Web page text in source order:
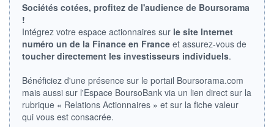
0,0000 0,0000
RENDEMENT
ESTIMÉ 2026
-
PER ESTIMÉ
2026
-
29.07.11 / 21:15:40
ÉLIGIBILITÉ
Non éligible
Boursobank
Sociétés cotées, profitez de l'audience de Boursorama
!
Intégrez votre espace actionnaires sur le site Internet
numéro un de la Finance en France et assurez-vous de
toucher directement les investisseurs individuels.
Bénéficiez d'une présence sur le portail Boursorama.com
mais aussi sur l'Espace BoursoBank via un lien direct sur la
rubrique « Relations Actionnaires » et sur la fiche valeur
qui vous est consacrée.